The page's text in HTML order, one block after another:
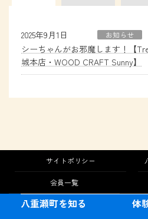
2025年9月1日 お知らせ
シーちゃんがお邪魔します！【
城本店・WOOD CRAFT Sunny】
サイトポリシー
会員一覧
八重瀬町を知る 体